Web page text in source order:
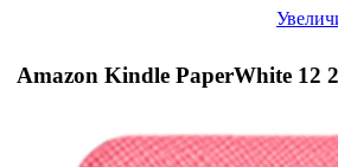
Amazon Kindle PaperWhite 12